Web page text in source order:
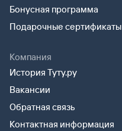
Бонусная программа
Подарочные сертификаты
Компания
История Туту.ру
Вакансии
Обратная связь
Контактная информация